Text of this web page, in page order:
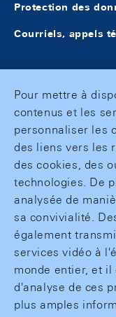
Protection des
Courriels, appels
Pour mettre à
contenus et les
personnaliser les
des liens vers les
des cookies, des
technologies. De
analysée de
sa convivialité.
également
services vidéo à
monde entier, et
d'analyse de ces
plus amples